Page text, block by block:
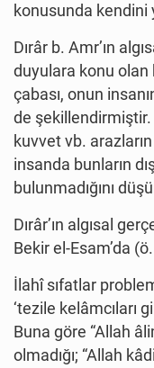
konusunda
Dırâr b. Amr’ın
duyulara konu olan
çabası, onun
de şekillendirmiştir.
kuvvet vb.
insanda bunların
bulunmadığını
Dırâr’ın algısal
Bekir el-Esam’da
İlahî sıfatlar
‘tezile kelâmcıları
Buna göre “Allah
olmadığı; “Allah